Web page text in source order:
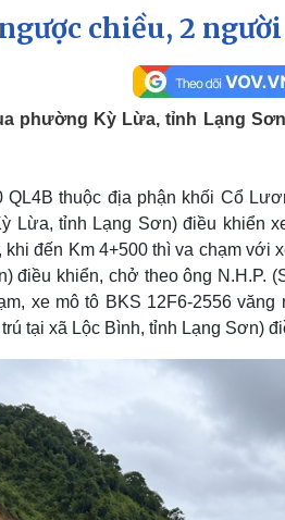
Quốc phòng
Thể thao
Thế giới thể thao
eSports
Hậu trường
Văn hóa
Sân khấu - Điện
Văn học
Di sản
chiều, 2
phường Kỳ Lừa, tỉnh Lạng
QL4B thuộc địa phận khối Cổ
Lừa, tỉnh Lạng Sơn) điều khiển
đến Km 4+500 thì va chạm với
điều khiển, chở theo ông N.H.P.
xe mô tô BKS 12F6-2556
tại xã Lộc Bình, tỉnh Lạng Sơn)